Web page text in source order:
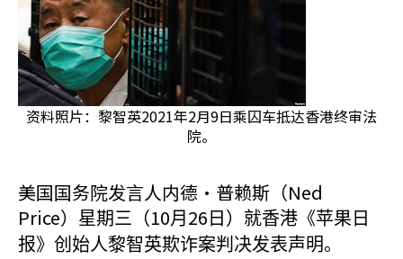
资料照片：黎智英2021年2月9日乘囚车抵达香港终审法
院。
美国国务院发言人内德·普赖斯（Ned
Price）星期三（10月 26 日）就香港《苹果日
报》创始人黎智英欺诈案判决发表声明。